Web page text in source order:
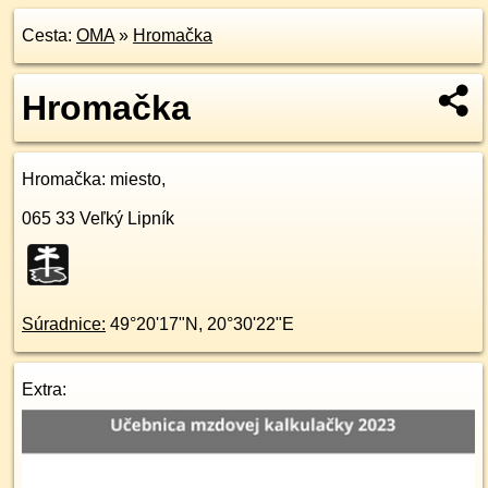
Cesta: OMA» Hromačka
Hromačka
Hromačka: miesto,
065 33 Veľký Lipník
Súradnice: 49°20'17"N , 20°30'22"E
Extra: